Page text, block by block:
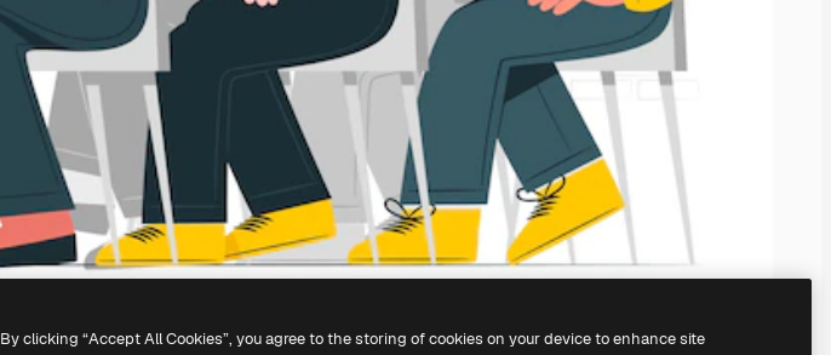
By clicking “Accept All Cookies”, you agree to the storing of cookies on your device to enhance site